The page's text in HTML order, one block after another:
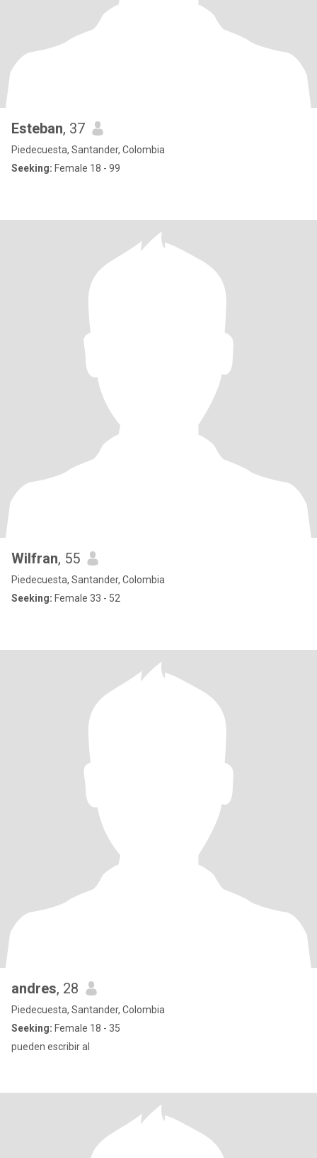
Esteban, 37
Piedecuesta, Santander, Colombia
Seeking: Female 18 - 99
Wilfran, 55
Piedecuesta, Santander, Colombia
Seeking: Female 33 - 52
andres, 28
Piedecuesta, Santander, Colombia
Seeking: Female 18 - 35
pueden escribir al